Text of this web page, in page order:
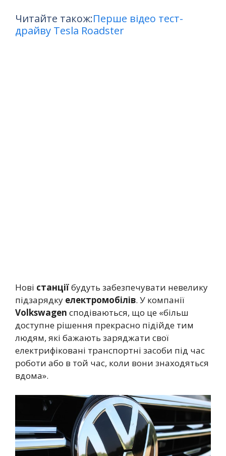
Читайте також:Перше відео тест-
драйву Tesla Roadster
Нові станціїбудуть забезпечувати невелику
підзарядку електромобілів. У компанії
Volkswagen сподіваються, що це «більш
доступне рішення прекрасно підійде тим
людям, які бажають заряджати свої
електрифіковані транспортні засоби під час
роботи або в той час, коли вони знаходяться
вдома».